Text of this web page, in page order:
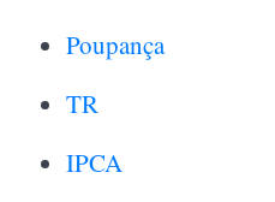
Poupança
TR
IPCA